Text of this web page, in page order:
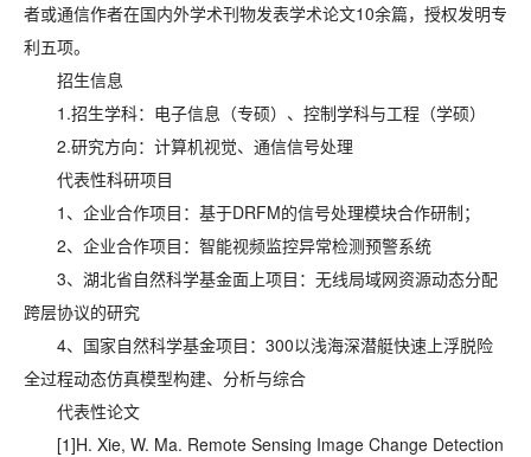
者或通信作者在国内外学术刊物发表学术论文10余篇，授权发明专
利五项。
招生信息
1.招生学科：电子信息（专硕）、控制学科与工程（学硕）
2.研究方向： 计算机视觉、通信信号处理
代表性科研项目
1、企业合作项目：基于DRFM的信号处理模块合作研制；
2、企业合作项目：智能视频监控异常检测预警系统
3、湖北省自然科学基金面上项目：无线局域网资源动态分配
跨层协议的研究
4、国家自然科学基金项目：300以浅海深潜艇快速上浮脱险
全过程动态仿真模型构建、分析与综合
代表性论文
[1]H. Xie, W. Ma. Remote Sensing Image Change Detection